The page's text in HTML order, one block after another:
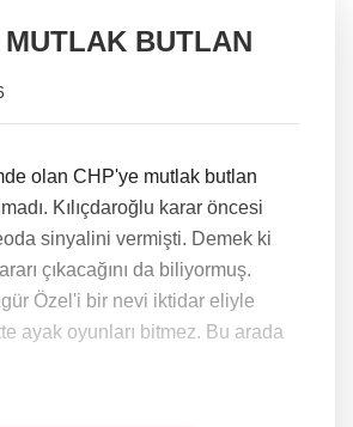
MUTLAK BUTLAN
olan CHP'ye mutlak butlan
öncesi
sinyalini vermişti. Demek ki
çıkacağını da biliyormuş.
Özel'i bir nevi iktidar eliyle